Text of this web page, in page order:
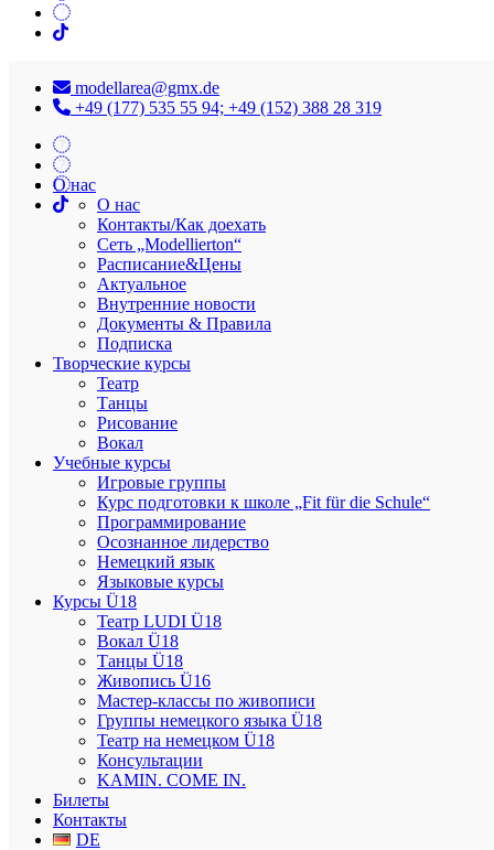
modellarea@gmx.de
+49 (177) 535 55 94; +49 (152) 388 28 319
Modellierton
О нас
О нас
Контакты/Как доехать
Сеть „Modellierton“
Расписание&Цены
Актуальное
Внутренние новости
Документы & Правила
Подписка
Творческие курсы
Театр
Танцы
Рисование
Вокал
Учебные курсы
Игровые группы
Курс подготовки к школе „Fit für die Schule“
Программирование
Осознанное лидерство
Немецкий язык
Языковые курсы
Курсы Ü18
Театр LUDI Ü18
Вокал Ü18
Танцы Ü18
Живопись Ü16
Мастер-классы по живописи
Группы немецкого языка Ü18
Театр на немецком Ü18
Консультации
KAMIN. COME IN.
Билеты
Контакты
DE
Вокал (Ü18)
Наш курс вокала включает в себя следующие занятия:
Тренировка функционального дыхания
Развитие мимики/дикции/артикуляции
Раскрытие природного голоса и тембра
Общее музыкальное развитие — тренировка
музыкального слуха и координации слуха и голоса
Работа над телом в контексте голоса
Тренировка интонации и развитие голосового
диапазона
Возможность реализовать себя через голос и пение
Развитие творческого мышления
РЕГИСТРАЦИЯ
РАСПИСАНИЕ
modellarea.art
🎤 Gesang🎭 Theatеr LUDI @modellarea.hd